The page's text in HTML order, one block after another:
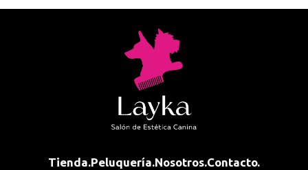
Tienda.Peluquería.Nosotros.Contacto.